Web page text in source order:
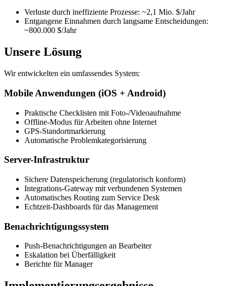
Verluste durch ineffiziente Prozesse: ~2,1 Mio. $/Jahr
Entgangene Einnahmen durch langsame Entscheidungen:
~800.000 $/Jahr
Unsere Lösung
Wir entwickelten ein umfassendes System:
Mobile Anwendungen (iOS + Android)
Praktische Checklisten mit Foto-/Videoaufnahme
Offline-Modus für Arbeiten ohne Internet
GPS-Standortmarkierung
Automatische Problemkategorisierung
Server-Infrastruktur
Sichere Datenspeicherung (regulatorisch konform)
Integrations-Gateway mit verbundenen Systemen
Automatisches Routing zum Service Desk
Echtzeit-Dashboards für das Management
Benachrichtigungssystem
Push-Benachrichtigungen an Bearbeiter
Eskalation bei Überfälligkeit
Berichte für Manager